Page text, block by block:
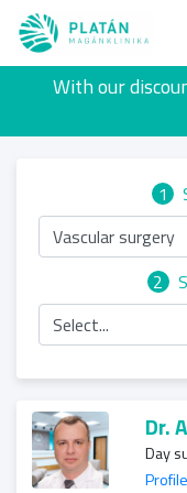
With our
1
Vascular surgery
2
Select...
Dr.
Day